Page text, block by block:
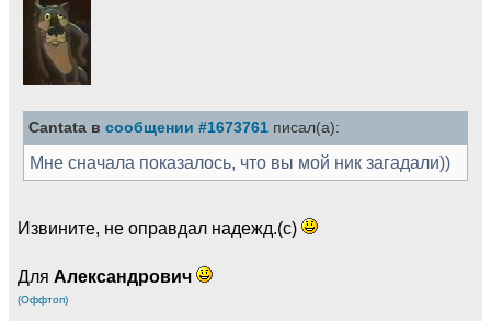
Cantata в сообщении #1673761 писал(а):
Мне сначала показалось, что вы мой ник загадали))
Извините, не оправдал надежд.(с)
Для Александрович
(Оффтоп)